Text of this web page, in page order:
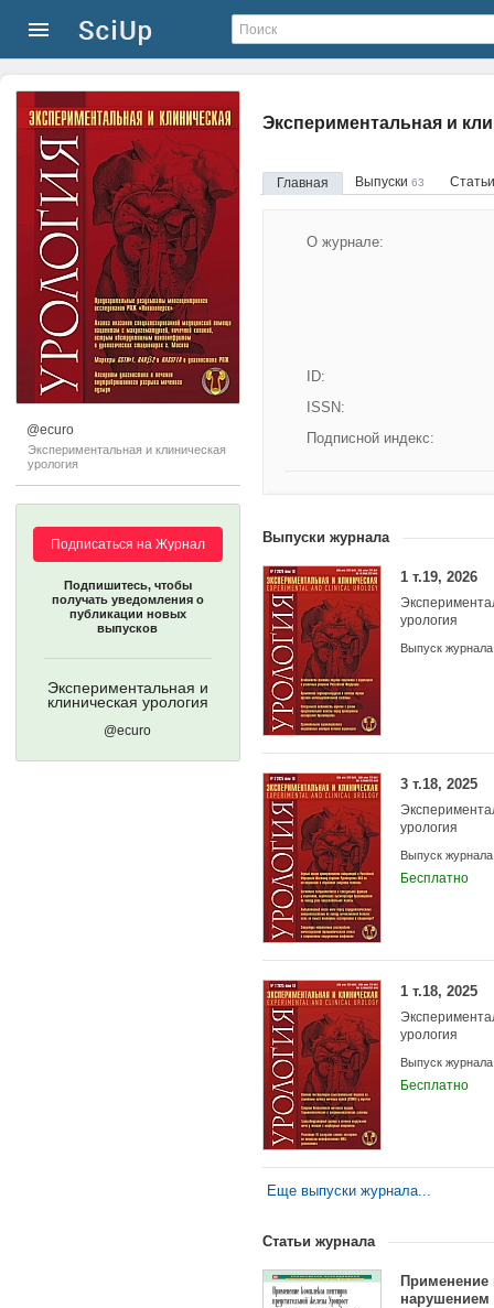
@ecuro
Экспериментальная и клиническая
урология
Подписаться на Журнал
Подпишитесь, чтобы
получать уведомления о
публикации новых
выпусков
Экспериментальная и
клиническая урология
@ecuro
Экспериментальная и
Главная Выпуски 63
О журнале:
Учредители:
ID:
ISSN:
Подписной индекс:
Выпуски журнала
1 т.19, 2026
урология
Выпуск журнала
3 т.18, 2025
урология
Выпуск журнала
Бесплатно
1 т.18, 2025
урология
Выпуск журнала
Бесплатно
Еще выпуски журнала...
Статьи журнала
Применение
нарушением